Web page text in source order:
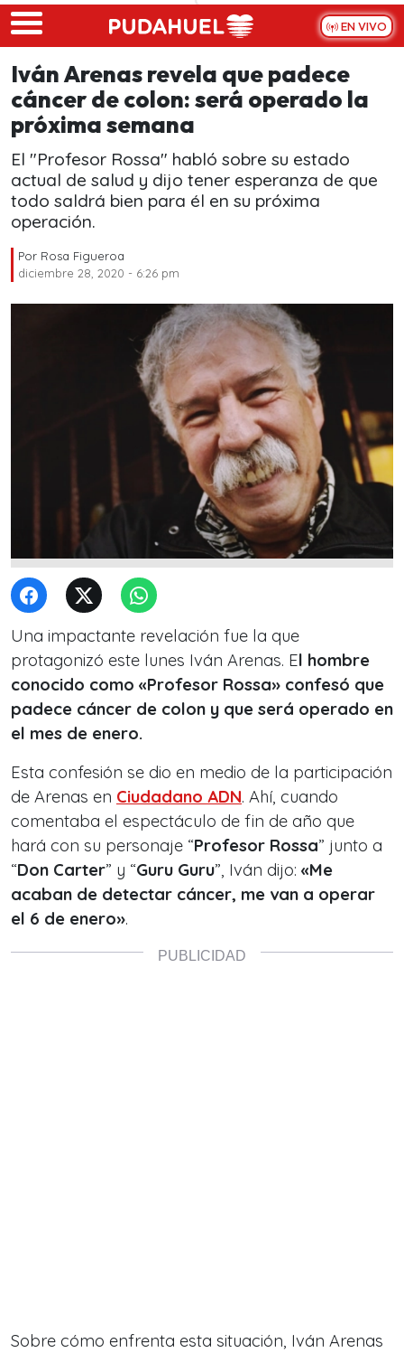
Skip to main content
EN VIVO
Iván Arenas revela que padece
cáncer de colon: será operado la
próxima semana
El "Profesor Rossa" habló sobre su estado
actual de salud y dijo tener esperanza de que
todo saldrá bien para él en su próxima
operación.
Por Rosa Figueroa
diciembre 28, 2020 - 6:26 pm
Una impactante revelación fue la que
protagonizó este lunes Iván Arenas. El hombre
conocido como «Profesor Rossa» confesó que
padece cáncer de colon y que será operado en
el mes de enero.
Esta confesión se dio en medio de la participación
de Arenas en Ciudadano ADN. Ahí, cuando
comentaba el espectáculo de fin de año que
hará con su personaje “Profesor Rossa” junto a
“Don Carter” y “Guru Guru”, Iván dijo: «Me
acaban de detectar cáncer, me van a operar
el 6 de enero».
Sobre cómo enfrenta esta situación, Iván Arenas